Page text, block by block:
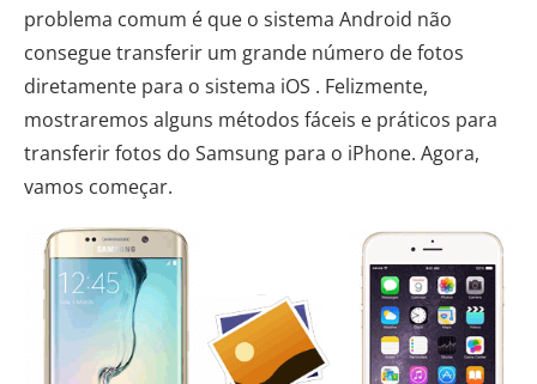
problema comum é que o sistema Android não
consegue transferir um grande número de fotos
diretamente para o sistema iOS . Felizmente,
mostraremos alguns métodos fáceis e práticos para
transferir fotos do Samsung para o iPhone. Agora,
vamos começar.